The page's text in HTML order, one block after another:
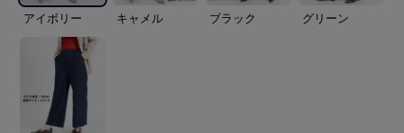
アイボリー キャメル ブラック グリーン